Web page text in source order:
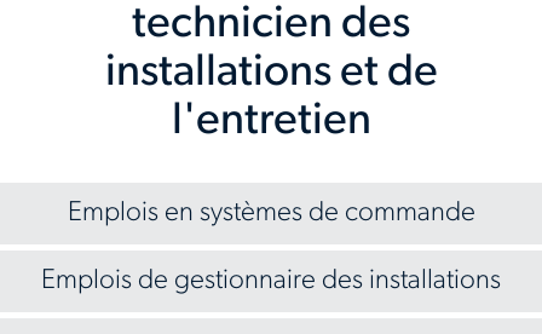
technicien des
installations et de
l'entretien
Emplois en systèmes de commande
Emplois de gestionnaire des installations